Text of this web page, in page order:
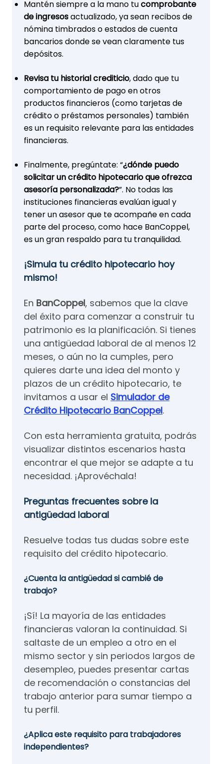
Mantén siempre a la mano tucomprobante
de ingresosactualizado, ya sean recibos de
nómina timbrados o estados de cuenta
bancarios donde se vean claramente tus
depósitos.
Revisa tu historial crediticio, dado que tu
comportamiento de pago en otros
productos financieros (como tarjetas de
crédito o préstamos personales) también
es un requisito relevante para las entidades
financieras.
Finalmente, pregúntate: “¿dónde puedo
solicitar un crédito hipotecario que ofrezca
asesoría personalizada?”. No todas las
instituciones financieras evalúan igual y
tener un asesor que te acompañe en cada
parte del proceso, como hace BanCoppel,
es un gran respaldo para tu tranquilidad.
¡Simula tu crédito hipotecario hoy
mismo!
En BanCoppel, sabemos que la clave
del éxito para comenzar a construir tu
patrimonio es la planificación. Si tienes
una antigüedad laboral de al menos 12
meses, o aún no la cumples, pero
quieres darte una idea del monto y
plazos de un crédito hipotecario, te
invitamos a usar el Simulador de
Crédito Hipotecario BanCoppel.
Con esta herramienta gratuita, podrás
visualizar distintos escenarios hasta
encontrar el que mejor se adapte a tu
necesidad. ¡Aprovéchala!
Preguntas frecuentes sobre la
antigüedad laboral
Resuelve todas tus dudas sobre este
requisito del crédito hipotecario.
¿Cuenta la antigüedad si cambié de
trabajo?
¡Sí! La mayoría de las entidades
financieras valoran la continuidad. Si
saltaste de un empleo a otro en el
mismo sector y sin periodos largos de
desempleo, puedes presentar cartas
de recomendación o constancias del
trabajo anterior para sumar tiempo a
tu perfil.
¿Aplica este requisito para trabajadores
independientes?